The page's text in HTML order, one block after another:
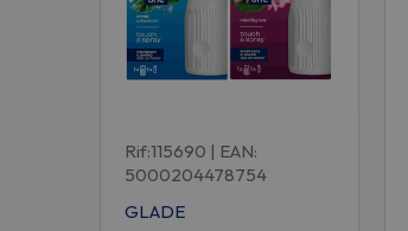
Rif:115690 | EAN:
5000204478754
GLADE